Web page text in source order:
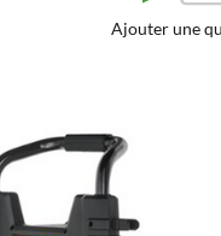
Ajouter une